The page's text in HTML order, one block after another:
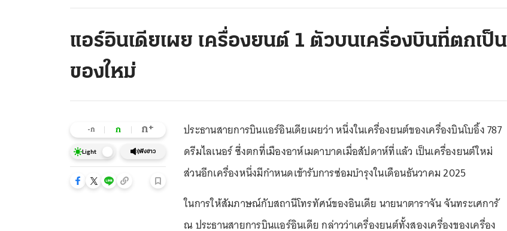
แอร์อินเดียเผย เครื่องยนต์ 1 ตัวบนเครื่องบินที่ตกเป็น
ของใหม่
-ก ก ก+
Light ฟังข่าว
ประธานสายการบินแอร์อินเดียเผยว่า หนึ่งในเครื่องยนต์ของเครื่องบินโบอิ้ง 787
ดรีมไลเนอร์ ซึ่งตกที่เมืองอาห์เมดาบาดเมื่อสัปดาห์ที่แล้ว เป็นเครื่องยนต์ใหม่
ส่วนอีกเครื่องหนึ่งมีกำหนดเข้ารับการซ่อมบำรุงในเดือนธันวาคม 2025
ในการให้สัมภาษณ์กับสถานีโทรทัศน์ของอินเดีย นายนาตาราจัน จันทระเศการั
ณ ประธานสายการบินแอร์อินเดีย กล่าวว่าเครื่องยนต์ทั้งสองเครื่องของเครื่อง